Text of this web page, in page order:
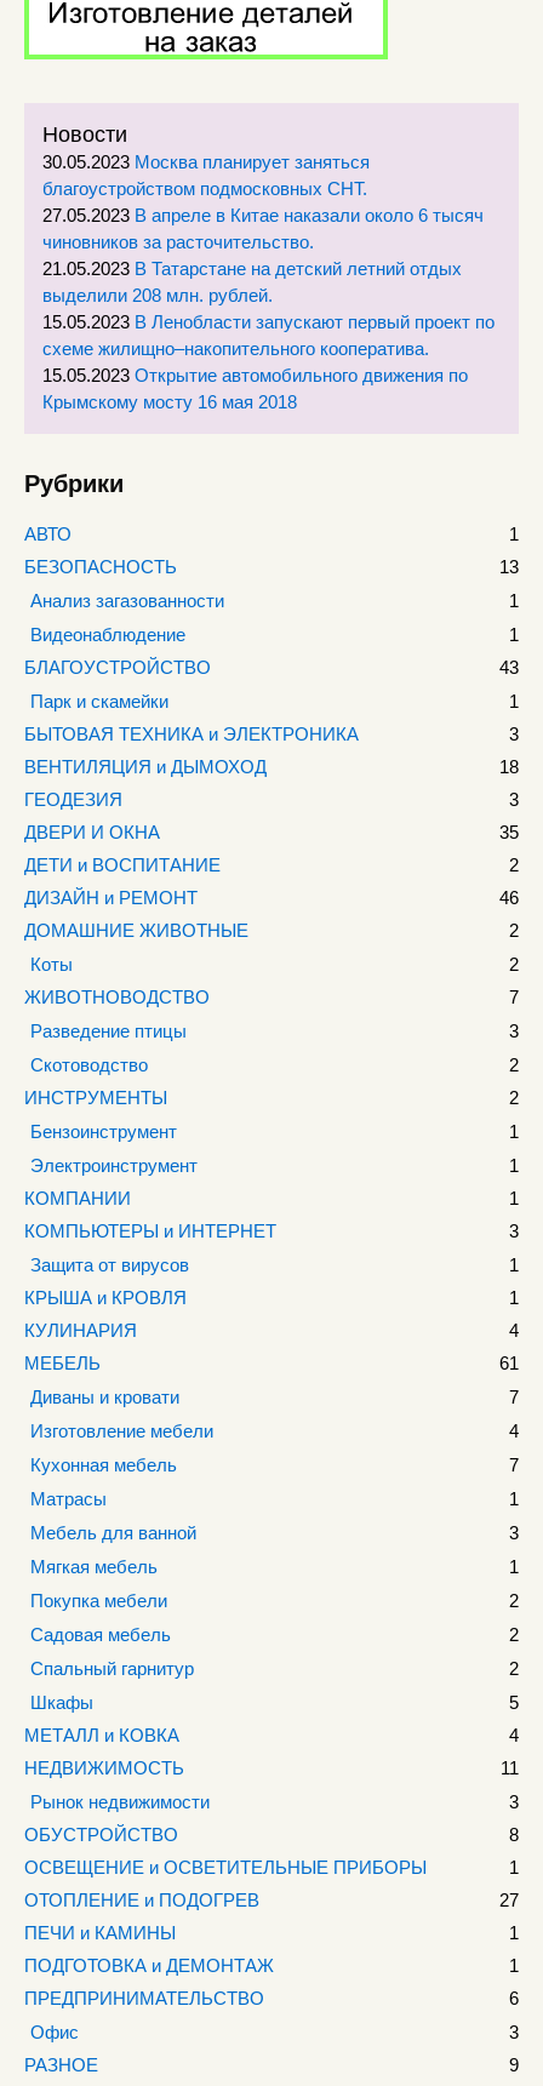
Новости
30.05.2023 Москва планирует заняться
благоустройством подмосковных СНТ.
27.05.2023 В апреле в Китае наказали около 6 тысяч
чиновников за расточительство.
21.05.2023 В Татарстане на детский летний отдых
выделили 208 млн. рублей.
15.05.2023 В Ленобласти запускают первый проект по
схеме жилищно–накопительного кооператива.
15.05.2023 Открытие автомобильного движения по
Крымскому мосту 16 мая 2018
Рубрики
АВТО
1
БЕЗОПАСНОСТЬ
13
Анализ загазованности
1
Видеонаблюдение
1
БЛАГОУСТРОЙСТВО
43
Парк и скамейки
1
БЫТОВАЯ ТЕХНИКА и ЭЛЕКТРОНИКА
3
ВЕНТИЛЯЦИЯ и ДЫМОХОД
18
ГЕОДЕЗИЯ
3
ДВЕРИ И ОКНА
35
ДЕТИ и ВОСПИТАНИЕ
2
ДИЗАЙН и РЕМОНТ
46
ДОМАШНИЕ ЖИВОТНЫЕ
2
Коты
2
ЖИВОТНОВОДСТВО
7
Разведение птицы
3
Скотоводство
2
ИНСТРУМЕНТЫ
2
Бензоинструмент
1
Электроинструмент
1
КОМПАНИИ
1
КОМПЬЮТЕРЫ и ИНТЕРНЕТ
3
Защита от вирусов
1
КРЫША и КРОВЛЯ
1
КУЛИНАРИЯ
4
МЕБЕЛЬ
61
Диваны и кровати
7
Изготовление мебели
4
Кухонная мебель
7
Матрасы
1
Мебель для ванной
3
Мягкая мебель
1
Покупка мебели
2
Садовая мебель
2
Спальный гарнитур
2
Шкафы
5
МЕТАЛЛ и КОВКА
4
НЕДВИЖИМОСТЬ
11
Рынок недвижимости
3
ОБУСТРОЙСТВО
8
ОСВЕЩЕНИЕ и ОСВЕТИТЕЛЬНЫЕ ПРИБОРЫ
1
ОТОПЛЕНИЕ и ПОДОГРЕВ
27
ПЕЧИ и КАМИНЫ
1
ПОДГОТОВКА и ДЕМОНТАЖ
1
ПРЕДПРИНИМАТЕЛЬСТВО
6
Офис
3
РАЗНОЕ
9